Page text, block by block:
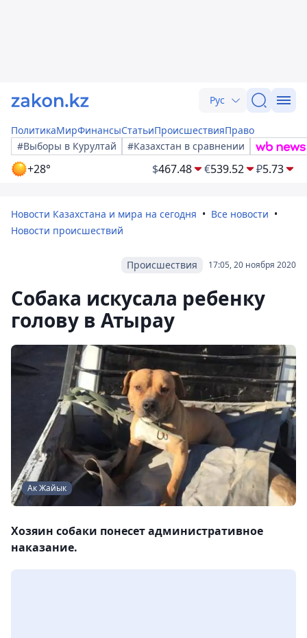
Рус
ПолитикаМирФинансыСтатьиПроисшествияПраво
#Выборы в Курултай
#Казахстан в сравнении
+28° $467.48 €539.52 ₽5.73
Новости Казахстана и мира на сегодня
Все новости
Новости происшествий
17:05, 20 ноября 2020
Происшествия
Собака искусала ребенку
голову в Атырау
Ак Жайык
Хозяин собаки понесет административное
наказание.